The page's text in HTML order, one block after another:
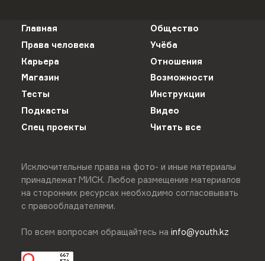
Главная
Общество
Права человека
Учёба
Карьера
Отношения
Магазин
Возможности
Тесты
Инструкции
Подкасты
Видео
Спец проекты
Читать все
Исключительные права на фото- и иные материалы
принадлежат МИСК. Любое размещение материалов
на сторонних ресурсах необходимо согласовывать
с правообладателями.
По всем вопросам обращайтесь на info@youth.kz